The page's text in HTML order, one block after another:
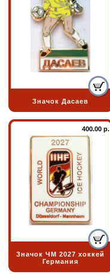
Значок Дасаев
400.00 р.
Значок ЧМ 2027 хоккей
Германия